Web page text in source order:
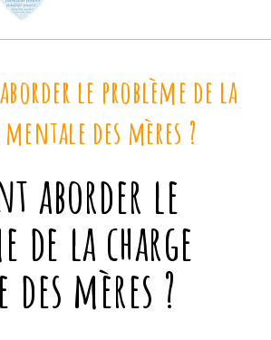
le problème de la
des mères ?
aborder le
de la charge
mères ?